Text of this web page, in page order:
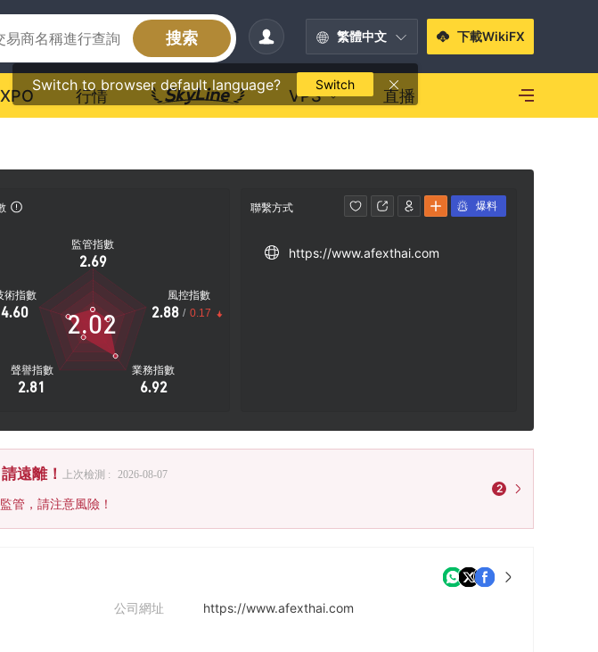
搜索 繁體中文
Switch to browser default language? Switch
下載WikiFX
行情 VPS 直播
監管指數
2.69
術指數
4.60
聲譽指數
2.81
業務指數
6.92
風控指數
2.88 / 0.17
2.02
聯繫方式
https://www.afexthai.com
爆料
遠離！ 上次檢測 : 2026-08-07
管，請注意風險！
2
公司網址 https://www.afexthai.com